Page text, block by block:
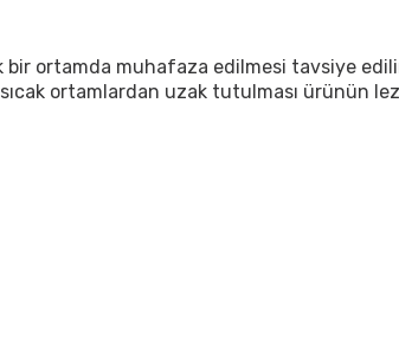
ortamda muhafaza edilmesi tavsiye
ortamlardan uzak tutulması ürünün